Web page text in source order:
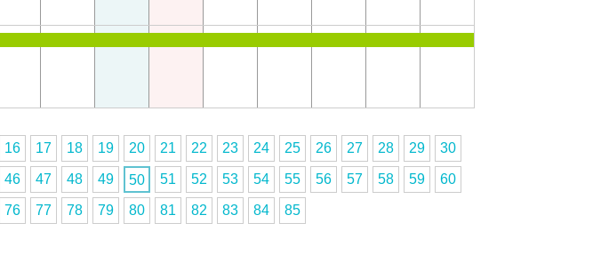
16 17 18 19 20 21 22 23 24 25 26 27 28 29 30
46 47 48 49 50 51 52 53 54 55 56 57 58 59 60
76 77 78 79 80 81 82 83 84 85